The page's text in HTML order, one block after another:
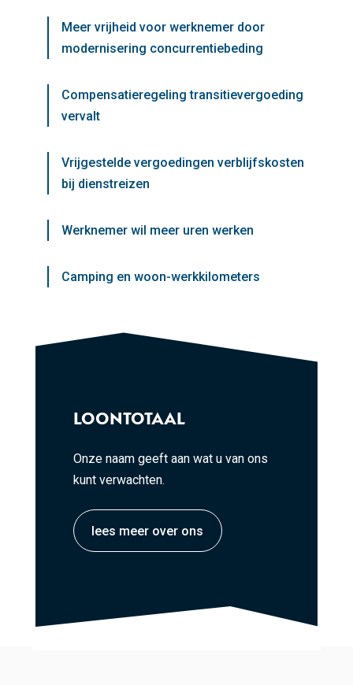
Meer vrijheid voor werknemer door
modernisering concurrentiebeding
Compensatieregeling transitievergoeding
vervalt
Vrijgestelde vergoedingen verblijfskosten
bij dienstreizen
Werknemer wil meer uren werken
Camping en woon-werkkilometers
LOONTOTAAL
Onze naam geeft aan wat u van ons
kunt verwachten.
lees meer over ons